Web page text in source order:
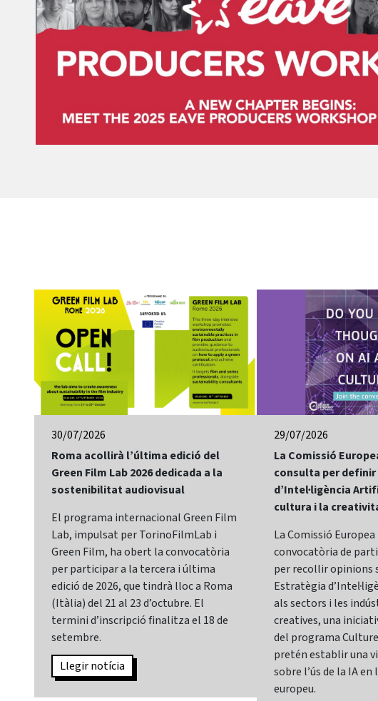
30/07/2026
Roma acollirà l’última edició del
Green Film Lab 2026 dedicada a la
sostenibilitat audiovisual
El programa internacional Green Film
Lab, impulsat per TorinoFilmLab i
Green Film, ha obert la convocatòria
per participar a la tercera i última
edició de 2026, que tindrà lloc a Roma
(Itàlia) del 21 al 23 d’octubre. El
termini d’inscripció finalitza el 18 de
setembre.
Llegir notícia
29/07/2026
La Comissió
consulta per
d’Intel·ligència
cultura i la
La Comissió
convocatòria de
per recollir opinions
Estratègia
als sectors i les
creatives, una
del programa
pretén establir una
sobre l’ús de la IA
europeu.